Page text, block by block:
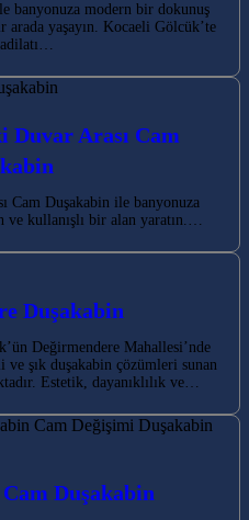
banyonuza modern bir dokunuş
arada yaşayın. Kocaeli Gölcük’te
Duvar Arası Cam
Cam Duşakabin ile banyonuza
ve kullanışlı bir alan yaratın.…
Duşakabin
Değirmendere Mahallesi’nde
şık duşakabin çözümleri sunan
Estetik, dayanıklılık ve…
Duşakabin